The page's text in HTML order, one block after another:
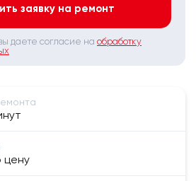
заявку на ремонт
даете согласие на обработку
цену